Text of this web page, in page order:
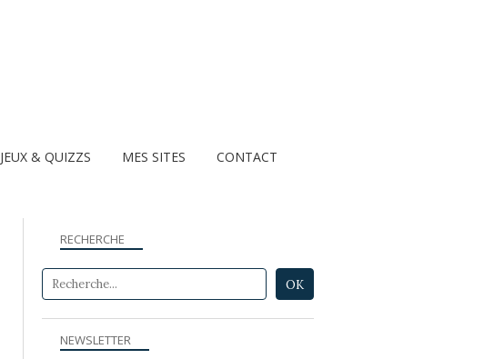
JEUX & QUIZZS MES SITES CONTACT
NEWSLETTER
RECHERCHE